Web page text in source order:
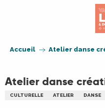
Accueil Atelier danse
Atelier danse
CULTURELLE ATELIER DANSE